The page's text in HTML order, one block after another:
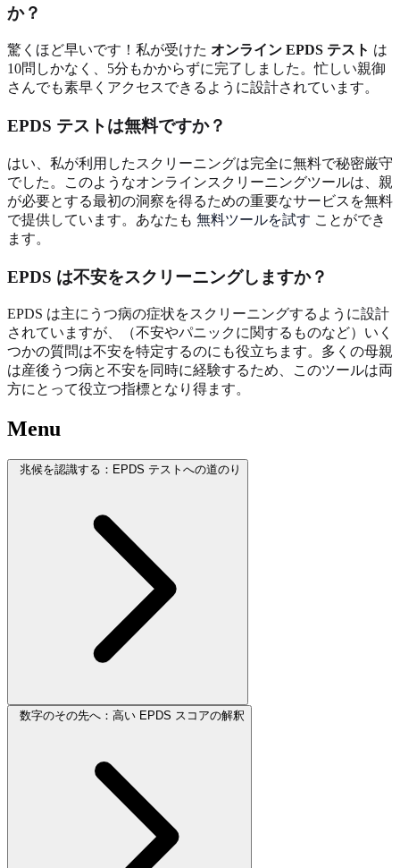
か？
驚くほど早いです！私が受けた オンライン EPDS テスト は
10問しかなく、5分もかからずに完了しました。忙しい親御
さんでも素早くアクセスできるように設計されています。
EPDS テストは無料ですか？
はい、私が利用したスクリーニングは完全に無料で秘密厳守
でした。このようなオンラインスクリーニングツールは、親
が必要とする最初の洞察を得るための重要なサービスを無料
で提供しています。あなたも 無料ツールを試す ことができ
ます。
EPDS は不安をスクリーニングしますか？
EPDS は主にうつ病の症状をスクリーニングするように設計
されていますが、（不安やパニックに関するものなど）いく
つかの質問は不安を特定するのにも役立ちます。多くの母親
は産後うつ病と不安を同時に経験するため、このツールは両
方にとって役立つ指標となり得ます。
Menu
兆候を認識する：EPDS テストへの道のり
数字のその先へ：高い EPDS スコアの解釈